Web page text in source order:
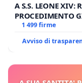
A S.S. LEONE XIV:
PROCEDIMENTO
BENEDETTO XVI
1 499 firme
Avviso di